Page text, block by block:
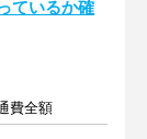
ているか確
費全額